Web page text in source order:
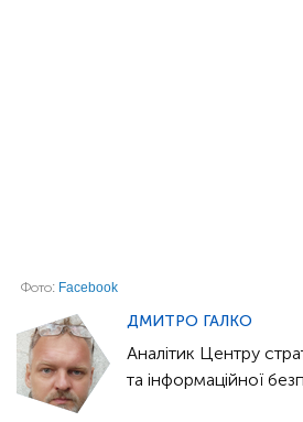
Фото: Facebook
ДМИТРО ГАЛКО
Аналітик Центру
та інформаційної